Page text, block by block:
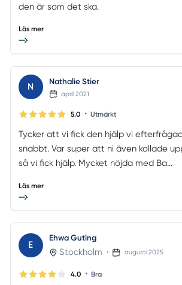
den är som det ska.
Läs mer
N Nathalie Stier
april 2021
5.0 • Utmärkt
Tycker att vi fick den hjälp vi
snabbt. Var super att ni även kollade
så vi fick hjälp. Mycket nöjda med Ba...
Läs mer
E
Ehwa Guting
Stockholm • augusti 2025
4.0 • Bra